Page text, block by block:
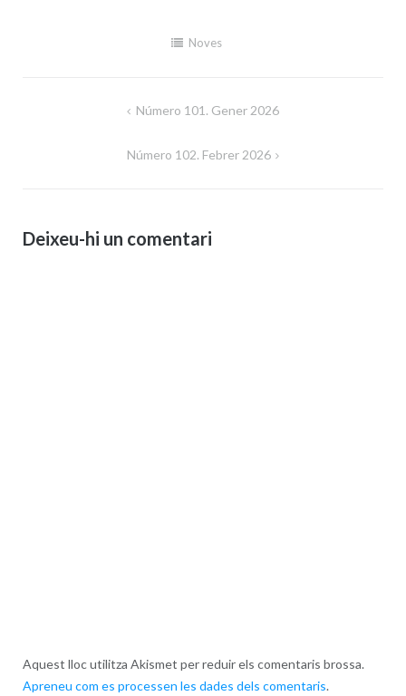
Noves
Número 101. Gener 2026
Número 102. Febrer 2026
Deixeu-hi un comentari
Aquest lloc utilitza Akismet per reduir els comentaris brossa.
Apreneu com es processen les dades dels comentaris.